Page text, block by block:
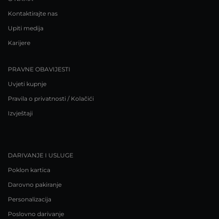
Kontaktirajte nas
Upiti medija
Karijere
PRAVNE OBAVIJESTI
Uvjeti kupnje
Pravila o privatnosti / Kolačići
Izvještaji
DARIVANJE I USLUGE
Poklon kartica
Darovno pakiranje
Personalizacija
Poslovno darivanje